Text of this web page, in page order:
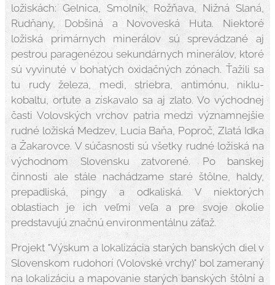
ložiskách: Gelnica, Smolník, Rožňava, Nižná Slaná,
Rudňany, Dobšiná a Novoveská Huta. Niektoré
ložiská primárnych minerálov sú sprevádzané aj
pestrou paragenézou sekundárnych minerálov, ktoré
sú vyvinuté v bohatých oxidačných zónach. Ťažili sa
tu rudy železa, medi, striebra, antimónu, niklu-
kobaltu, ortute a získavalo sa aj zlato. Vo východnej
časti Volovských vrchov patria medzi významnejšie
rudné ložiská Medzev, Lucia Baňa, Poproč, Zlatá Idka
a Žakarovce. V súčasnosti sú všetky rudné ložiská na
východnom Slovensku zatvorené. Po banskej
činnosti ale stále nachádzame staré štôlne, haldy,
prepadliská, pingy a odkaliská. V niektorých
oblastiach je ich veľmi veľa a pre svoje okolie
predstavujú značnú environmentálnu záťaž.
Projekt "Výskum a lokalizácia starých banských diel v
Slovenskom rudohorí (Volovské vrchy)" bol zameraný
na lokalizáciu a mapovanie starých banských štôlní a